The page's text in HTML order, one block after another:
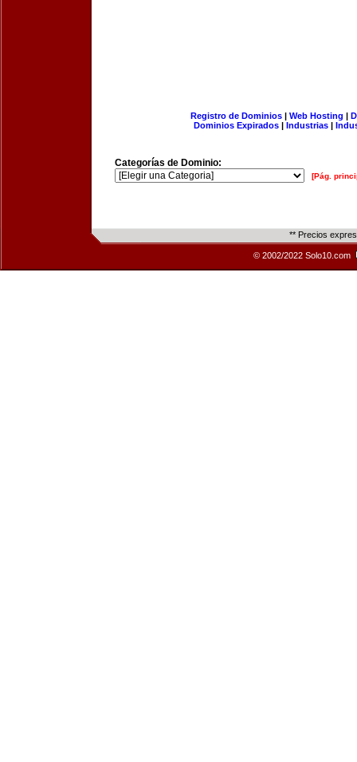
Registro de Dominios| Web Hosting |
Dominios Expirados | Industrias |
Categorías de Dominio:
[Pág.
** Precios
© 2002/2022 Solo10.com